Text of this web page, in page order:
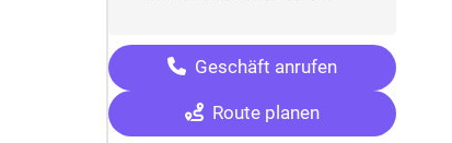
Geschäft anrufen
Route planen